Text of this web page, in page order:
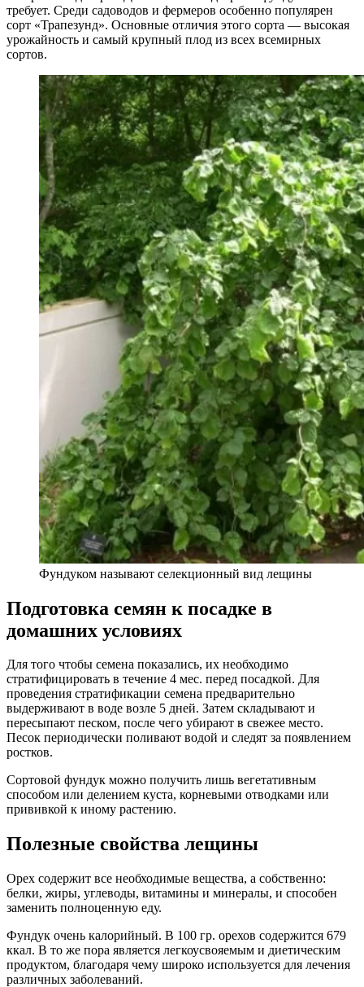
требует. Среди садоводов и фермеров особенно популярен
сорт «Трапезунд». Основные отличия этого сорта — высокая
урожайность и самый крупный плод из всех всемирных
сортов.
Фундуком называют селекционный вид лещины
Подготовка семян к посадке в
домашних условиях
Для того чтобы семена показались, их необходимо
стратифицировать в течение 4 мес. перед посадкой. Для
проведения стратификации семена предварительно
выдерживают в воде возле 5 дней. Затем складывают и
пересыпают песком, после чего убирают в свежее место.
Песок периодически поливают водой и следят за появлением
ростков.
Сортовой фундук можно получить лишь вегетативным
способом или делением куста, корневыми отводками или
прививкой к иному растению.
Полезные свойства лещины
Орех содержит все необходимые вещества, а собственно:
белки, жиры, углеводы, витамины и минералы, и способен
заменить полноценную еду.
Фундук очень калорийный. В 100 гр. орехов содержится 679
ккал. В то же пора является легкоусвояемым и диетическим
продуктом, благодаря чему широко используется для лечения
различных заболеваний.